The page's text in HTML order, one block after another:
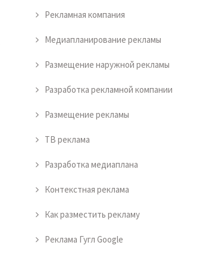
Рекламная компания
Медиапланирование рекламы
Размещение наружной рекламы
Разработка рекламной компании
Размещение рекламы
ТВ реклама
Разработка медиаплана
Контекстная реклама
Как разместить рекламу
Реклама Гугл Google